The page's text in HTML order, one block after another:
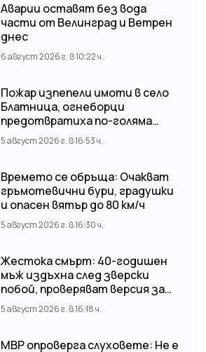
Аварии оставят без вода
части от Велинград и Ветрен
днес
6 август 2026 г. в 10:22 ч.
Пожар изпепели имоти в село
Блатница, огнеборци
предотвратиха по-голяма
трагедия
5 август 2026 г. в 16:53 ч.
Времето се обръща: Очакват
гръмотевични бури, градушки
и опасен вятър до 80 км/ч
5 август 2026 г. в 16:30 ч.
Жестока смърт: 40-годишен
мъж издъхна след зверски
побой, проверяват версия за
нападение от тийнейджъри
5 август 2026 г. в 16:18 ч.
МВР опроверга слуховете: Не е